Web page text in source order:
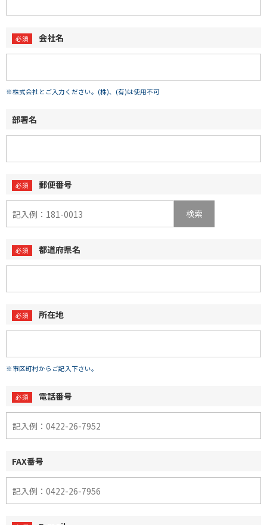
会社名
※株式会社とご入力ください。(株)、(有)は使用不可
部署名
郵便番号
検索
都道府県名
所在地
※市区町村からご記入下さい。
電話番号
FAX番号